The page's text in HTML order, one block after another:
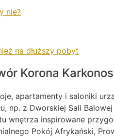
nie?
na dłuższy pobyt
Korona
apartamenty i saloniki
np. z Dworskiej Sali
wnętrza inspirowane
Pokój Afrykański,